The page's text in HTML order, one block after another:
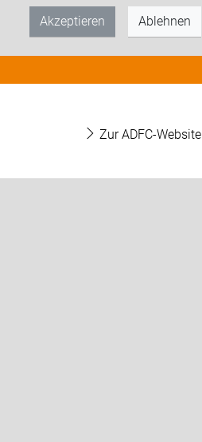
Akzeptieren Ablehnen
Zur ADFC-Website